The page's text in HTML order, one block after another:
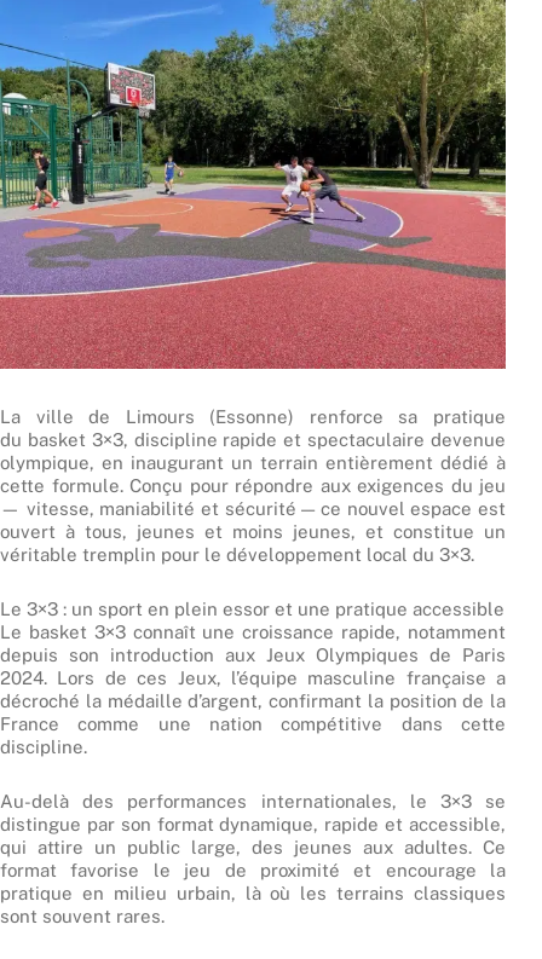
La ville de Limours (Essonne) renforce sa pratique
du basket 3×3, discipline rapide et spectaculaire devenue
olympique, en inaugurant un terrain entièrement dédié à
cette formule. Conçu pour répondre aux exigences du jeu
— vitesse, maniabilité et sécurité — ce nouvel espace est
ouvert à tous, jeunes et moins jeunes, et constitue un
véritable tremplin pour le développement local du 3×3.
Le 3×3 : un sport en plein essor et une pratique accessible
Le basket 3×3 connaît une croissance rapide, notamment
depuis son introduction aux Jeux Olympiques de Paris
2024. Lors de ces Jeux, l’équipe masculine française a
décroché la médaille d’argent, confirmant la position de la
France comme une nation compétitive dans cette
discipline.
Au-delà des performances internationales, le 3×3 se
distingue par son format dynamique, rapide et accessible,
qui attire un public large, des jeunes aux adultes. Ce
format favorise le jeu de proximité et encourage la
pratique en milieu urbain, là où les terrains classiques
sont souvent rares.